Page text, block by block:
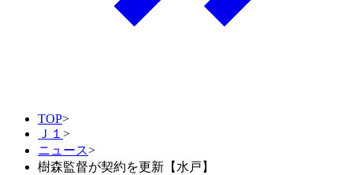
TOP>
Ｊ１ >
ニュース>
樹森監督が契約を更新【水戸】